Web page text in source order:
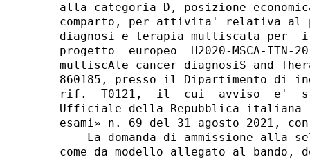
alla categoria D, posizione
comparto, per attivita' relativa al
diagnosi e terapia multiscala per
progetto  europeo  H2020-MSCA-
multiscAle cancer diagnosiS and
860185, presso il Dipartimento di
rif.  T0121,  il  cui  avviso  e'
Ufficiale della Repubblica italiana
esami» n. 69 del 31 agosto 2021,
La domanda di ammissione alla
come da modello allegato al bando,